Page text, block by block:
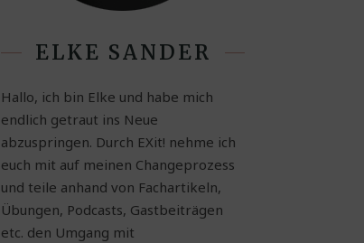
ELKE SANDER
Hallo, ich bin Elke und habe mich
endlich getraut ins Neue
abzuspringen. Durch EXit! nehme ich
euch mit auf meinen Changeprozess
und teile anhand von Fachartikeln,
Übungen, Podcasts, Gastbeiträgen
etc. den Umgang mit